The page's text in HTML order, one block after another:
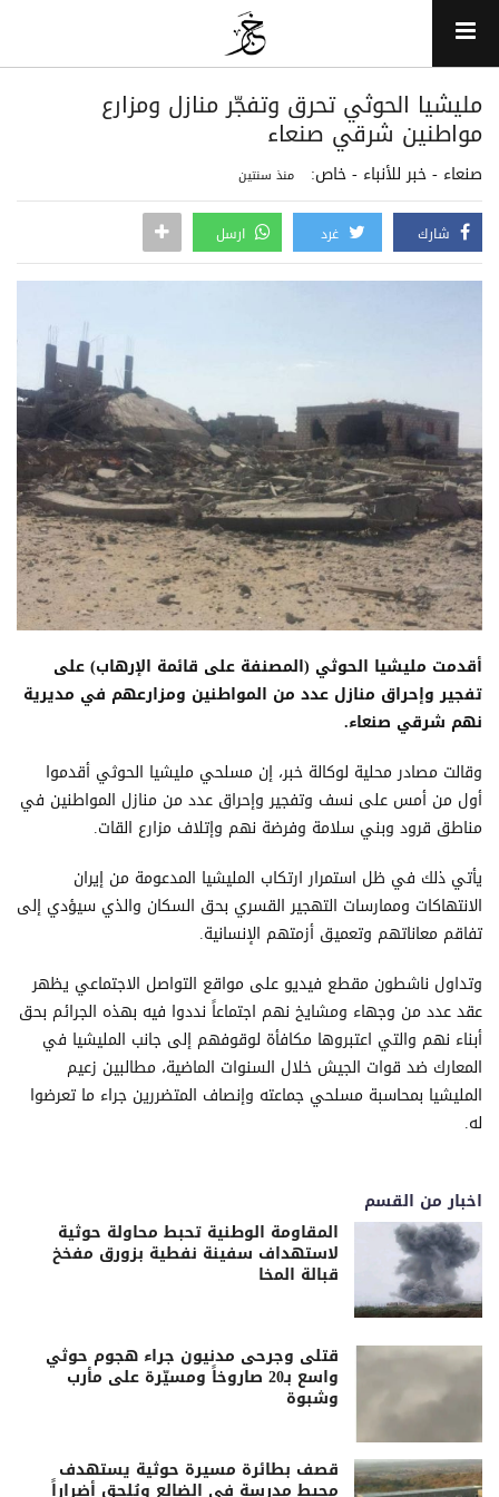
مليشيا الحوثي تحرق وتفجّر منازل ومزارع
مواطنين شرقي صنعاء
صنعاء - خبر للأنباء - خاص: منذ سنتين
شارك غرد ارسل
أقدمت مليشيا الحوثي (المصنفة على قائمة الإرهاب) على
تفجير وإحراق منازل عدد من المواطنين ومزارعهم في مديرية
نهم شرقي صنعاء.
وقالت مصادر محلية لوكالة خبر، إن مسلحي مليشيا الحوثي أقدموا
أول من أمس على نسف وتفجير وإحراق عدد من منازل المواطنين في
مناطق قرود وبني سلامة وفرضة نهم وإتلاف مزارع القات.
يأتي ذلك في ظل استمرار ارتكاب المليشيا المدعومة من إيران
الانتهاكات وممارسات التهجير القسري بحق السكان والذي سيؤدي إلى
تفاقم معاناتهم وتعميق أزمتهم الإنسانية.
وتداول ناشطون مقطع فيديو على مواقع التواصل الاجتماعي يظهر
عقد عدد من وجهاء ومشايخ نهم اجتماعاً نددوا فيه بهذه الجرائم بحق
أبناء نهم والتي اعتبروها مكافأة لوقوفهم إلى جانب المليشيا في
المعارك ضد قوات الجيش خلال السنوات الماضية، مطالبين زعيم
المليشيا بمحاسبة مسلحي جماعته وإنصاف المتضررين جراء ما تعرضوا
له.
اخبار من القسم
المقاومة الوطنية تحبط محاولة حوثية
لاستهداف سفينة نفطية بزورق مفخخ
قبالة المخا
قتلى وجرحى مدنيون جراء هجوم حوثي
واسع بـ20 صاروخاً ومسيّرة على مأرب
وشبوة
قصف بطائرة مسيرة حوثية يستهدف